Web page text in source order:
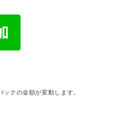
クの金額が変動します。